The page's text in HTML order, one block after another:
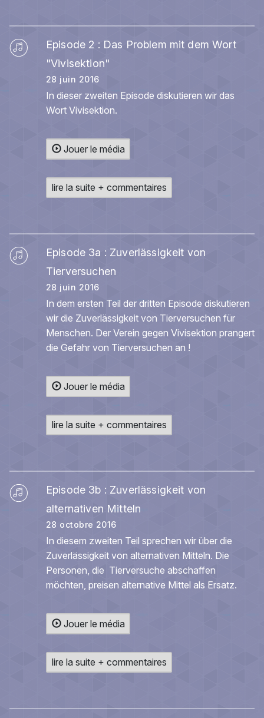
Episode 2 : Das Problem mit dem Wort
"Vivisektion"
28 juin 2016
In dieser zweiten Episode diskutieren wir das
Wort Vivisektion.
Jouer le média
lire la suite + commentaires
Episode 3a : Zuverlässigkeit von
Tierversuchen
28 juin 2016
In dem ersten Teil der dritten Episode diskutieren
wir die Zuverlässigkeit von Tierversuchen für
Menschen. Der Verein gegen Vivisektion prangert
die Gefahr von Tierversuchen an !
Jouer le média
lire la suite + commentaires
Episode 3b : Zuverlässigkeit von
alternativen Mitteln
28 octobre 2016
In diesem zweiten Teil sprechen wir über die
Zuverlässigkeit von alternativen Mitteln. Die
Personen, die Tierversuche abschaffen
möchten, preisen alternative Mittel als Ersatz.
Jouer le média
lire la suite + commentaires